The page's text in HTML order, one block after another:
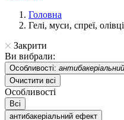
Головна
Гелі, муси, спреї, олівці
Закрити
Ви вибрали:
Особливості:
Очистити всі
Особливості
Всі
антибакеріальний ефект